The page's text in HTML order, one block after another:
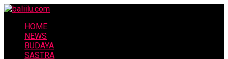
HOME
NEWS
BUDAYA
SASTRA